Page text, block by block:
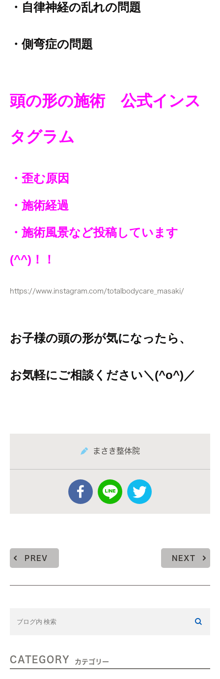
・自律神経の乱れの問題
・側弯症の問題
頭の形の施術 公式インス
タグラム
・歪む原因
・施術経過
・施術風景など投稿しています
(^^)！！
https://www.instagram.com/totalbodycare_masaki/
お子様の頭の形が気になったら、
お気軽にご相談ください＼(^o^)／
まさき整体院
PREV NEXT
CATEGORY カテゴリー